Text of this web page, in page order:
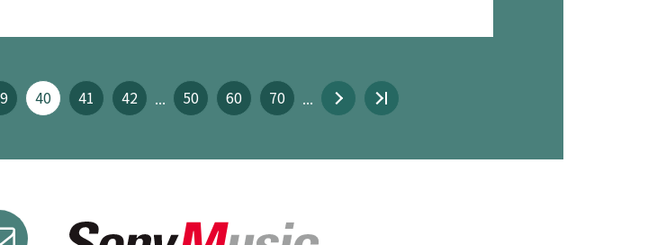
40 41 42 ... 50 60 70 ...